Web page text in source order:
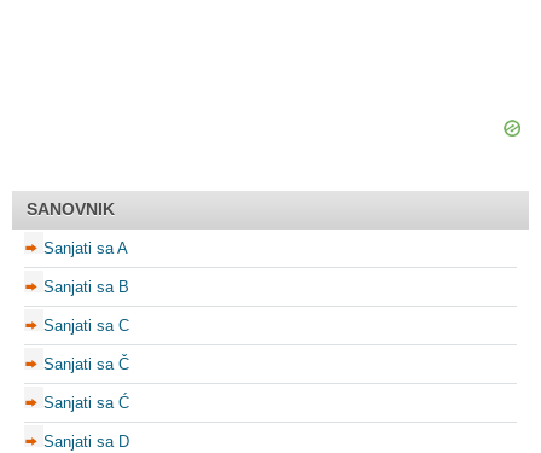
SANOVNIK
Sanjati sa A
Sanjati sa B
Sanjati sa C
Sanjati sa Č
Sanjati sa Ć
Sanjati sa D